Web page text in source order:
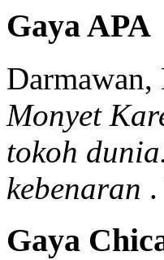
Gaya APA
Monyet
tokoh
kebenaran .
Gaya